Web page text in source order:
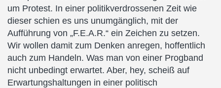
um Protest. In einer politikverdrossenen Zeit wie
dieser schien es uns unumgänglich, mit der
Aufführung von „F.E.A.R.“ ein Zeichen zu setzen.
Wir wollen damit zum Denken anregen, hoffentlich
auch zum Handeln. Was man von einer Progband
nicht unbedingt erwartet. Aber, hey, scheiß auf
Erwartungshaltungen in einer politisch